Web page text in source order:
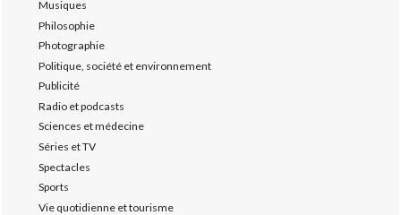
Musiques
Philosophie
Photographie
Politique, société et environnement
Publicité
Radio et podcasts
Sciences et médecine
Séries et TV
Spectacles
Sports
Vie quotidienne et tourisme